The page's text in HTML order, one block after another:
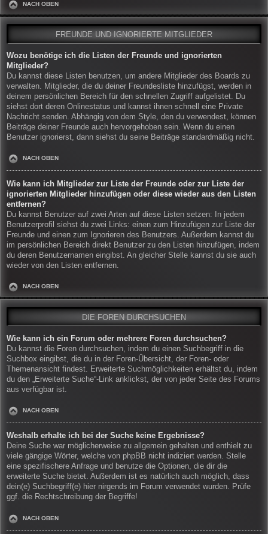
NACH OBEN
FREUNDE UND IGNORIERTE MITGLIEDER
Wozu benötige ich die Listen der Freunde und ignorierten
Mitglieder?
Du kannst diese Listen benutzen, um andere Mitglieder des Boards zu
verwalten. Mitglieder, die du deiner Freundesliste hinzufügst, werden in
deinem persönlichen Bereich für den schnellen Zugriff aufgelistet. Du
siehst dort deren Onlinestatus und kannst ihnen schnell eine Private
Nachricht senden. Abhängig von dem Style, den du verwendest, können
Beiträge deiner Freunde auch hervorgehoben sein. Wenn du einen
Benutzer ignorierst, dann siehst du seine Beiträge standardmäßig nicht.
NACH OBEN
Wie kann ich Mitglieder zur Liste der Freunde oder zur Liste der
ignorierten Mitglieder hinzufügen oder diese wieder aus den Listen
entfernen?
Du kannst Benutzer auf zwei Arten auf diese Listen setzen: In jedem
Benutzerprofil siehst du zwei Links: einen zum Hinzufügen zur Liste der
Freunde und einen zum Ignorieren des Benutzers. Außerdem kannst du
im persönlichen Bereich direkt Benutzer zu den Listen hinzufügen, indem
du deren Benutzernamen eingibst. An gleicher Stelle kannst du sie auch
wieder von den Listen entfernen.
NACH OBEN
DIE FOREN DURCHSUCHEN
Wie kann ich ein Forum oder mehrere Foren durchsuchen?
Du kannst die Foren durchsuchen, indem du einen Suchbegriff in die
Suchbox eingibst, die du in der Foren-Übersicht, der Foren- oder
Themenansicht findest. Erweiterte Suchmöglichkeiten erhältst du, indem
du den „Erweiterte Suche“-Link anklickst, der von jeder Seite des Forums
aus verfügbar ist.
NACH OBEN
Weshalb erhalte ich bei der Suche keine Ergebnisse?
Deine Suche war möglicherweise zu allgemein gehalten und enthielt zu
viele gängige Wörter, welche von phpBB nicht indiziert werden. Stelle
eine spezifischere Anfrage und benutze die Optionen, die dir die
erweiterte Suche bietet. Außerdem ist es natürlich auch möglich, dass
dein(e) Suchbegriff(e) hier nirgends im Forum verwendet wurden. Prüfe
ggf. die Rechtschreibung der Begriffe!
NACH OBEN